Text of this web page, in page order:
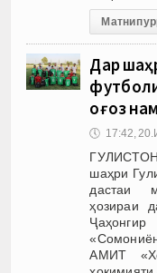
Матни
Дар
оғоз
🕔 17:42,
шаҳри
дастаи
ҳозираи
АМИТ